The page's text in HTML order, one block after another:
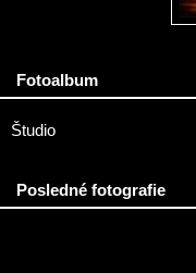
Fotoalbum
Študio
Posledné fotografie